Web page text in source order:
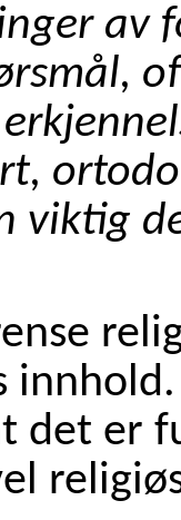
av
viktig
det er